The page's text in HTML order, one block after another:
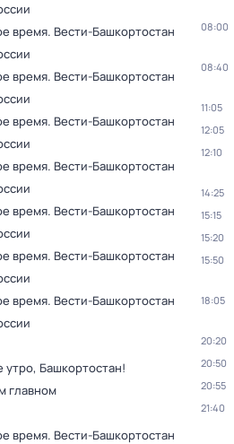
время. Вести-Башкортостан
время. Вести-Башкортостан
время. Вести-Башкортостан
время. Вести-Башкортостан
время. Вести-Башкортостан
время. Вести-Башкортостан
время. Вести-Башкортостан
утро, Башкортостан!
главном
время. Вести-Башкортостан
08:00
08:40
11:05
12:05
12:10
14:25
15:15
15:20
15:50
18:05
20:20
20:50
20:55
21:40